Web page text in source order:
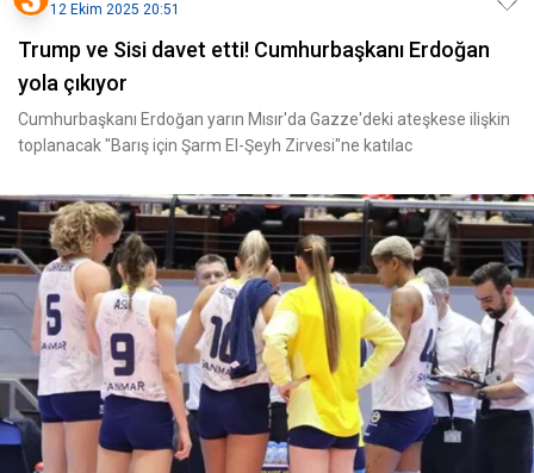
12 Ekim 2025 20:51
Trump ve Sisi davet etti! Cumhurbaşkanı Erdoğan
yola çıkıyor
Cumhurbaşkanı Erdoğan yarın Mısır'da Gazze'deki ateşkese ilişkin
toplanacak "Barış için Şarm El-Şeyh Zirvesi"ne katılac